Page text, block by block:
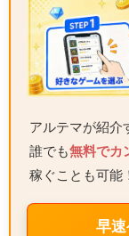
アルテマが紹介
誰でも無料でカ
稼ぐことも可能
早